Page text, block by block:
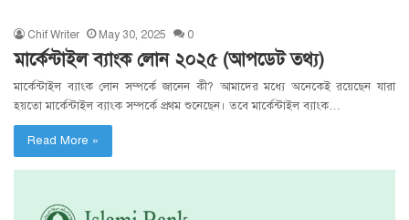
Chif Writer May 30, 2025 0
মার্কেন্টাইল ব্যাংক লোন ২০২৫ (আপডেট তথ্য)
মার্কেন্টাইল ব্যাংক লোন সম্পর্কে জানেন কী? আমাদের মধ্যে অনেকেই রয়েছেন যারা
হয়তো মার্কেন্টাইল ব্যাংক সম্পর্কে প্রথম শুনেছেন। তবে মার্কেন্টাইল ব্যাংক…
Read More »